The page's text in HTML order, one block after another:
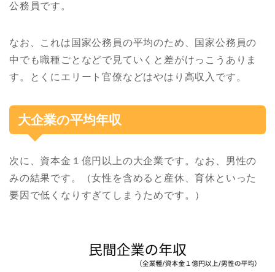
公務員です。
なお、これは国家公務員の平均のため、国家公務員の
中でも職種ごとなどで見ていくと差がけっこうありま
す。とくにエリート官僚などはやはり高収入です。
大企業の平均年収
次に、資本金１億円以上の大企業です。なお、男性の
みの結果です。（女性を含めると産休、育休といった
要因で低くなりすぎてしまうためです。）